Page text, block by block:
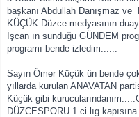
başkanı Abdullah Danışmaz
KÜÇÜK Düzce medyasının
İşcan ın sunduğu GÜNDEM
programı bende izledim......
Sayın Ömer Küçük ün bende
yıllarda kurulan ANAVATAN
Küçük gibi
DÜZCESPORU 1 ci lıg